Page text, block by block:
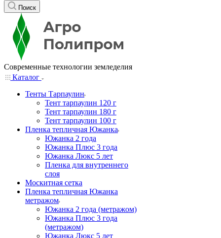
Поиск
Современные технологии земледелия
Каталог
Тенты Тарпаулин
Тент тарпаулин 120 г
Тент тарпаулин 180 г
Тент тарпаулин 100 г
Пленка тепличная Южанка
Южанка 2 года
Южанка Плюс 3 года
Южанка Люкс 5 лет
Пленка для внутреннего
слоя
Москитная сетка
Пленка тепличная Южанка
метражом
Южанка 2 года (метражом)
Южанка Плюс 3 года
(метражом)
Южанка Люкс 5 лет